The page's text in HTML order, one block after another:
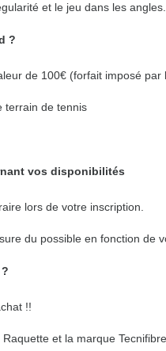
et le jeu dans les
?
de 100€ (forfait imposé par
terrain de tennis
vos disponibilités
lors de votre inscription.
du possible en fonction de
!!
et la marque